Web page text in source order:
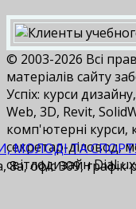
МОЛОДІ ТА
8а, офіс 309,
© 2003-2026 Всі
матеріалів сайту
Успіх: курси
Web, 3D, Revit,
комп'ютерні курси,
cекретар-діловод,
світлодизайн DiaLux.